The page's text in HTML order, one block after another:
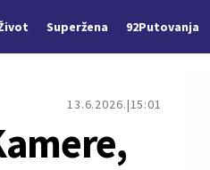
Superžena 92Putovanja
13.6.2026. 15:01